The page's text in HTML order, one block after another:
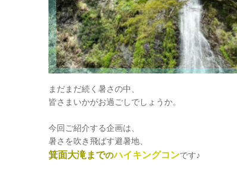
まだまだ続く暑さの中、
皆さまいかがお過ごしでしょうか。
今回ご紹介する企画は、
暑さを吹き飛ばす避暑地、
箕面大滝までのハイキングコンです♪